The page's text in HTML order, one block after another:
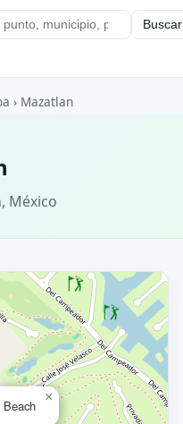
Buscar
› Mazatlan
México
×